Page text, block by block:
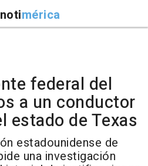
notimérica
federal del
a un conductor
estado de Texas
estadounidense de
una investigación